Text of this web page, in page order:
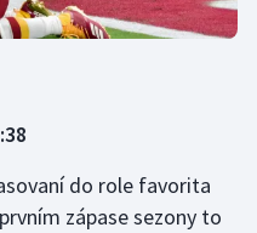
do role favorita
zápase sezony to